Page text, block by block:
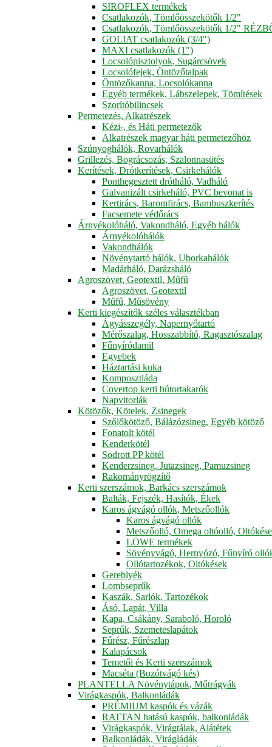
SIROFLEX termékek
Csatlakozók, Tömlőösszekötők 1/2"
Csatlakozók, Tömlőösszekötők 1/2"
GOLIAT csatlakozók (3/4")
MAXI csatlakozók (1")
Locsolópisztolyok, Sugárcsövek
Locsolófejek, Öntözőtalpak
Öntözőkanna, Locsolókanna
Egyéb termékek, Lábszelepek, Tömítések
Szorítóbilincsek
Permetezés, Alkatrészek
Kézi-, és Háti permetezők
Alkatrészek magyar háti permetezőhöz
Szúnyoghálók, Rovarhálók
Grillezés, Bográcsozás, Szalonnasütés
Kerítések, Drótkerítések, Csirkehálók
Ponthegesztett drótháló, Vadháló
Galvanizált csirkeháló, PVC bevonat is
Kertirács, Baromfirács, Bambuszkerítés
Facsemete védőrács
Árnyékolóháló, Vakondháló, Egyéb hálók
Árnyékolóhálók
Vakondhálók
Növénytartó hálók, Uborkahálók
Madárháló, Darázsháló
Agroszövet, Geotextil, Műfű
Agroszövet, Geotextil
Műfű, Műsövény
Kerti kiegészítők széles választékban
Ágyásszegély, Napernyőtartó
Mérőszalag, Hosszabbító, Ragasztószalag
Fűnyíródamil
Egyebek
Háztartási kuka
Komposztláda
Covertop kerti bútortakarók
Napvitorlák
Kötözők, Kötelek, Zsinegek
Szőlőkötöző, Bálázózsineg, Egyéb kötöző
Fonatolt kötél
Kenderkötél
Sodrott PP kötél
Kenderzsineg, Jutazsineg, Pamuzsineg
Rakományrögzítő
Kerti szerszámok, Barkács szerszámok
Balták, Fejszék, Hasítók, Ékek
Karos ágvágó ollók, Metszőollók
Karos ágvágó ollók
Metszőolló, Omega oltóolló,
LÖWE termékek
Sövényvágó, Hernyózó, Fűnyíró
Ollótartozékok, Oltókések
Gereblyék
Lombseprűk
Kaszák, Sarlók, Tartozékok
Ásó, Lapát, Villa
Kapa, Csákány, Saraboló, Horoló
Seprűk, Szemeteslapátok
Fűrész, Fűrészlap
Kalapácsok
Temetői és Kerti szerszámok
Macséta (Bozótvágó kés)
PLANTELLA Növénytápok, Műtrágyák
Virágkaspók, Balkonládák
PRÉMIUM kaspók és vázák
RATTAN hatású kaspók, balkonládák
Virágkaspók, Virágtálak, Alátétek
Balkonládák, Virágládák